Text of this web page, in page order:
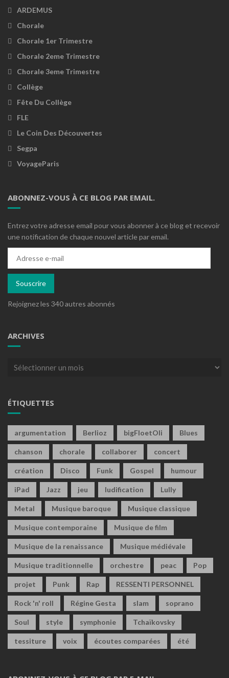
ARDEMUS
Chorale
Chorale 1er Trimestre
Chorale 2eme Trimestre
Chorale 3eme Trimestre
Collège
Fête Du Collège
FLE
Le Coin Des Découvertes
Segpa
VoyageParis
ABONNEZ-VOUS À CE BLOG PAR EMAIL.
Entrez votre adresse email pour vous abonner à ce blog et recevoir
une notification de chaque nouvel article par email.
mail
Souscrire
Rejoignez les 340 autres abonnés
ARCHIVES
Archives
ÉTIQUETTES
argumentation Berlioz bigFloetOli Blues
chanson chorale collaborer concert
création Disco Funk Gospel humour
iPad Jazz jeu ludification Lully
Metal Musique baroque Musique classique
Musique contemporaine Musique de film
Musique de la renaissance Musique médiévale
Musique traditionnelle orchestre peac Pop
projet Punk Rap RESSENTI PERSONNEL
Rock 'n' roll Régine Gesta slam soprano
Soul style symphonie Tchaïkovsky
tessiture voix écoutes comparées été